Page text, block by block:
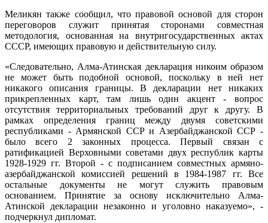
Меликян также сообщил, что правовой основой для сторон
переговоров служит принятая сторонами совместная
методология, основанная на внутригосударственных актах
СССР, имеющих правовую и действительную силу.
«Следовательно, Алма-Атинская декларация никоим образом
не может быть подобной основой, поскольку в ней нет
никакого описания границы. В декларации нет никаких
прикрепленных карт, там лишь один акцент - вопрос
отсутствия территориальных требований друг к другу. В
рамках определения границ между двумя советскими
республиками - Армянской ССР и Азербайджанской ССР -
было всего 2 законных процесса. Первый связан с
ратификацией Верховными советами двух республик карты
1928-1929 гг. Второй - с подписанием совместных армяно-
азербайджанской комиссией решений в 1984-1987 гг. Все
остальные документы не могут служить правовым
основанием. Принятие за основу исключительно Алма-
Атинской декларации незаконно и уголовно наказуемо», -
подчеркнул дипломат.